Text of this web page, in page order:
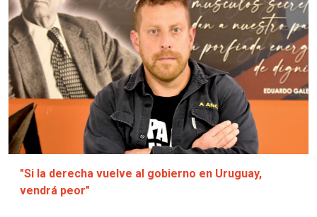
"Si la derecha vuelve al gobierno en Uruguay,
vendrá peor"